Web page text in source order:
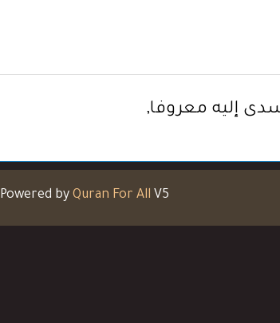
إليه معروفا,
Powered by Quran For All V5